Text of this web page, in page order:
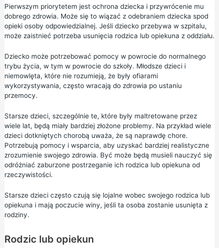
Pierwszym priorytetem jest ochrona dziecka i przywrócenie mu
dobrego zdrowia. Może się to wiązać z odebraniem dziecka spod
opieki osoby odpowiedzialnej. Jeśli dziecko przebywa w szpitalu,
może zaistnieć potrzeba usunięcia rodzica lub opiekuna z oddziału.
Dziecko może potrzebować pomocy w powrocie do normalnego
trybu życia, w tym w powrocie do szkoły. Młodsze dzieci i
niemowlęta, które nie rozumieją, że były ofiarami
wykorzystywania, często wracają do zdrowia po ustaniu
przemocy.
Starsze dzieci, szczególnie te, które były maltretowane przez
wiele lat, będą miały bardziej złożone problemy. Na przykład wiele
dzieci dotkniętych chorobą uważa, że są naprawdę chore.
Potrzebują pomocy i wsparcia, aby uzyskać bardziej realistyczne
zrozumienie swojego zdrowia. Być może będą musieli nauczyć się
odróżniać zaburzone postrzeganie ich rodzica lub opiekuna od
rzeczywistości.
Starsze dzieci często czują się lojalne wobec swojego rodzica lub
opiekuna i mają poczucie winy, jeśli ta osoba zostanie usunięta z
rodziny.
Rodzic lub opiekun